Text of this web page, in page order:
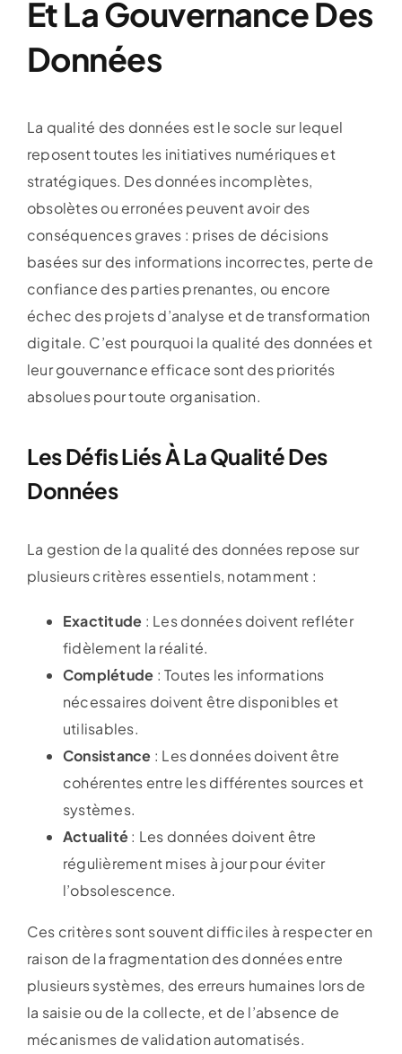
Et La Gouvernance Des
Données
La qualité des données est le socle sur lequel
reposent toutes les initiatives numériques et
stratégiques. Des données incomplètes,
obsolètes ou erronées peuvent avoir des
conséquences graves : prises de décisions
basées sur des informations incorrectes, perte de
confiance des parties prenantes, ou encore
échec des projets d’analyse et de transformation
digitale. C’est pourquoi la qualité des données et
leur gouvernance efficace sont des priorités
absolues pour toute organisation.
Les Défis Liés À La Qualité Des
Données
La gestion de la qualité des données repose sur
plusieurs critères essentiels, notamment :
Exactitude : Les données doivent refléter
fidèlement la réalité.
Complétude : Toutes les informations
nécessaires doivent être disponibles et
utilisables.
Consistance : Les données doivent être
cohérentes entre les différentes sources et
systèmes.
Actualité: Les données doivent être
régulièrement mises à jour pour éviter
l’obsolescence.
Ces critères sont souvent difficiles à respecter en
raison de la fragmentation des données entre
plusieurs systèmes, des erreurs humaines lors de
la saisie ou de la collecte, et de l’absence de
mécanismes de validation automatisés.